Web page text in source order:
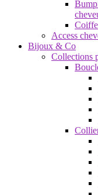
Access
Bijoux & Co
Collections